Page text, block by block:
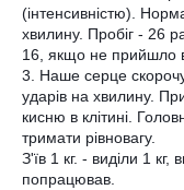
(інтенсивністю).
хвилину. Пробіг - 26
16, якщо не прийшло
3. Наше серце
ударів на хвилину.
кисню в клітині.
тримати рівновагу.
З'їв 1 кг. - виділи 1
попрацював.